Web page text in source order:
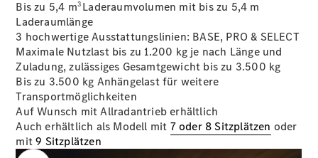
Alle Modelle
Elektromodelle
Sprinter
Bis zu 5,4 m3 Laderaumvolumen mit bis zu 5,4 m
Laderaumlänge
3 hochwertige Ausstattungslinien: BASE, PRO & SELECT
Maximale Nutzlast bis zu 1.200 kg je nach Länge und
Zuladung, zulässiges Gesamtgewicht bis zu 3.500 kg
Bis zu 3.500 kg Anhängelastfür weitere
Transportmöglichkeiten
Auf Wunsch mit Allradantrieb erhältlich
Auch erhältlich als Modell mit 7 oder 8 Sitzplätzen oder
mit9 Sitzplätzen